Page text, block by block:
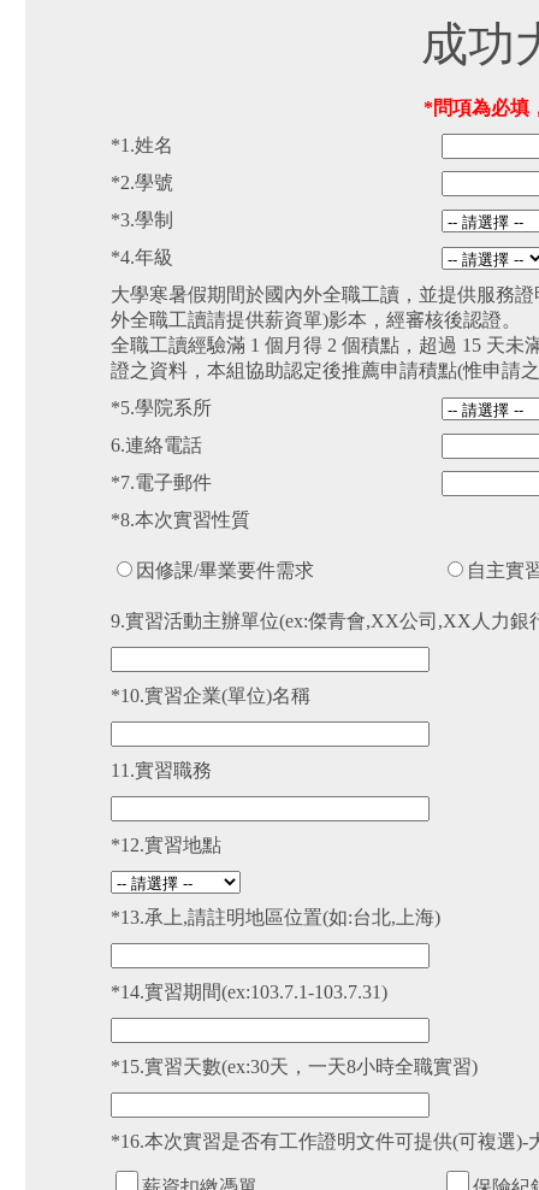
成功
*問項為必填
*1.姓名
*2.學號
*3.學制
*4.年級
大學寒暑假期間於國內外全職工讀，並提供服務
外全職工讀請提供薪資單)影本，經審核後認證。
全職工讀經驗滿 1 個月得 2 個積點，超過 15 天
證之資料，本組協助認定後推薦申請積點(惟申請
*5.學院系所
6.連絡電話
*7.電子郵件
*8.本次實習性質
因修課/畢業要件需求 自主實
9.實習活動主辦單位(ex:傑青會,XX公司,XX人力銀
*10.實習企業(單位)名稱
11.實習職務
*12.實習地點
*13.承上,請註明地區位置(如:台北,上海)
*14.實習期間(ex:103.7.1-103.7.31)
*15.實習天數(ex:30天，一天8小時全職實習)
*16.本次實習是否有工作證明文件可提供(可複選)-